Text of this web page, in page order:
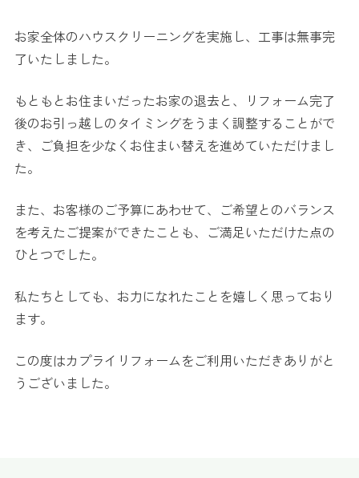
お家全体のハウスクリーニングを実施し、工事は無事完
了いたしました。
もともとお住まいだったお家の退去と、リフォーム完了
後のお引っ越しのタイミングをうまく調整することがで
き、ご負担を少なくお住まい替えを進めていただけまし
た。
また、お客様のご予算にあわせて、ご希望とのバランス
を考えたご提案ができたことも、ご満足いただけた点の
ひとつでした。
私たちとしても、お力になれたことを嬉しく思っており
ます。
この度はカプライリフォームをご利用いただきありがと
うございました。